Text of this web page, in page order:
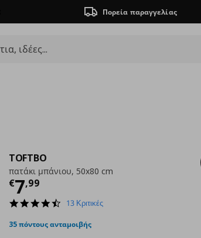
Πορεία παραγγελίας
TOFTBO
πατάκι μπάνιου, 50x80 cm
€7,99
Τρέχουσα τιμή
4.7
rating
13 Κριτικές
35 πόντους ανταμοιβής